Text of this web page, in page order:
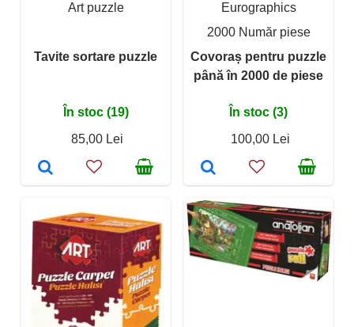
Art puzzle
Tavite sortare puzzle
În stoc (19)
85,00 Lei
Eurographics
2000 Număr piese
Covoraș pentru puzzle
până în 2000 de piese
În stoc (3)
100,00 Lei